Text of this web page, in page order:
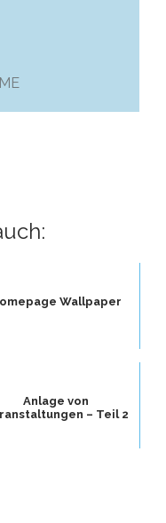
Wallpaper
Anlage von
– Teil 2